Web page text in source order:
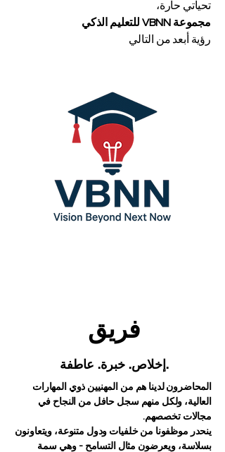
تحياتي حارة،
مجموعة VBNN للتعليم الذكي
رؤية أبعد من التالي
فريق
إخلاص. خبرة. عاطفة.
المحاضرون لدينا هم من المهنيين ذوي المهارات
العالية، ولكل منهم سجل حافل من النجاح في
مجالات تخصصهم.
ينحدر موظفونا من خلفيات ودول متنوعة، ويتعاونون
بسلاسة، ويعرضون مثال التسامح - وهي سمة